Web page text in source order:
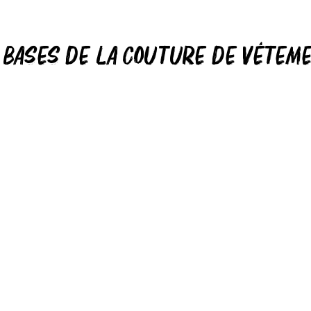
bases de la couture de